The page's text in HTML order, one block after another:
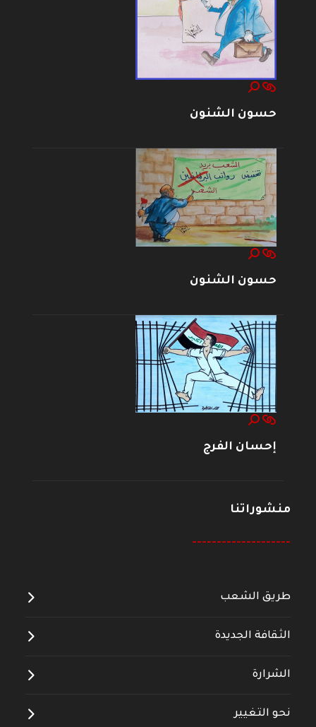
حسون الشنون
حسون الشنون
إحسان الفرج
منشوراتنا
--------------------
طريق الشعب
الثقافة الجديدة
الشرارة
نحو التغيير